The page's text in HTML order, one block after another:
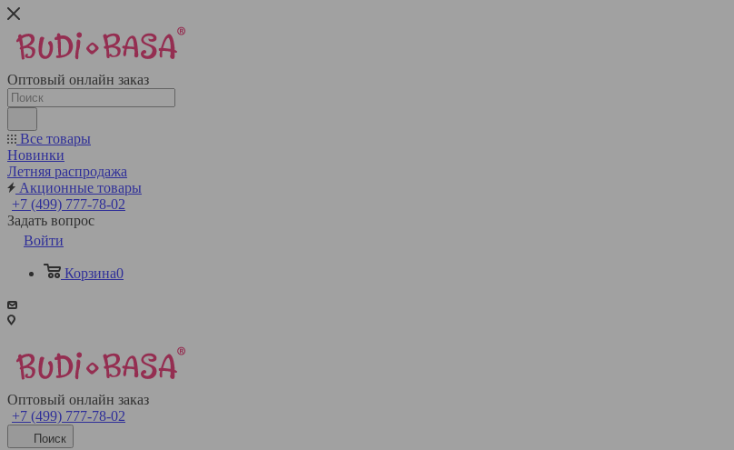
Оптовый онлайн заказ
Все товары
Новинки
Летняя распродажа
Акционные товары
+7 (499) 777-78-02
Задать вопрос
Войти
Корзина0
Оптовый онлайн заказ
+7 (499) 777-78-02
Поиск